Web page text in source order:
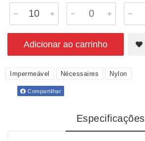
Adicionar ao carrinho
Impermeável Nécessaires Nylon
Compartilhar
Especificações